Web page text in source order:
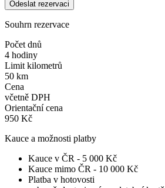
Odeslat rezervaci
Souhrn rezervace
Počet dnů
4 hodiny
Limit kilometrů
50 km
Cena
včetně DPH
Orientační cena
950 Kč
Kauce a možnosti platby
Kauce v ČR - 5 000 Kč
Kauce mimo ČR - 10 000 Kč
Platba v hotovosti